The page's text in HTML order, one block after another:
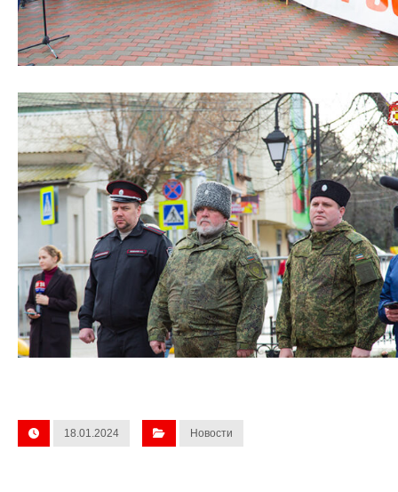
18.01.2024 Новости